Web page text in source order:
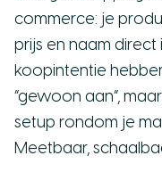
commerce: je
prijs en naam direct
koopintentie
“gewoon aan”,
setup rondom je
Meetbaar,